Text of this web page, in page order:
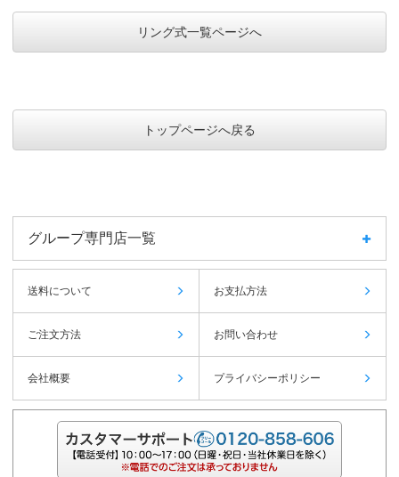
リング式一覧ページへ
トップページへ戻る
グループ専門店一覧
送料について お支払方法
ご注文方法 お問い合わせ
会社概要 プライバシーポリシー